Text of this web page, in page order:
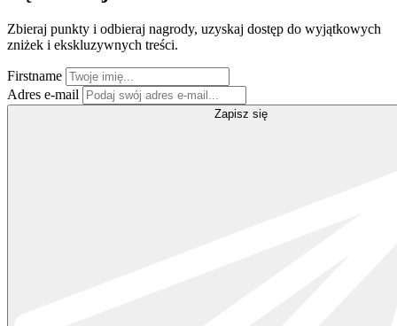
Zbieraj punkty i odbieraj nagrody, uzyskaj dostęp do wyjątkowych
zniżek i ekskluzywnych treści.
Firstname
Adres e-mail
Zapisz się